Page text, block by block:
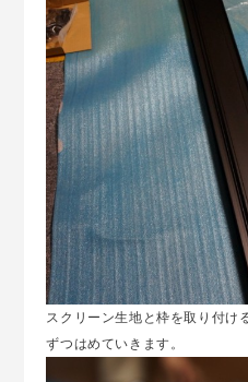
スクリーン生地と枠を取り付け
ずつはめていきます。